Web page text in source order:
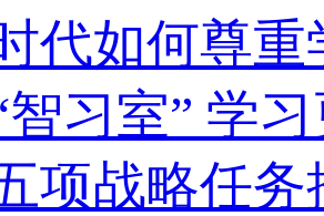
代如何尊重
智习室” 学
项战略任